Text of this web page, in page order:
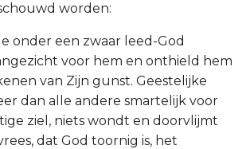
worden:
onder een zwaar leed-God
voor hem en onthield hem
van Zijn gunst. Geestelijke
dan alle andere smartelijk voor
ziel, niets wondt en doorvlijmt
dat God toornig is, het